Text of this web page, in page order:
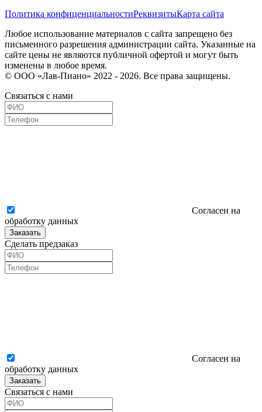
Политика конфиценциальностиРеквизитыКарта сайта
Любое использование материалов с сайта запрещено без
письменного разрешения администрации сайта. Указанные на
сайте цены не являются публичной офертой и могут быть
изменены в любое время.
© ООО «Лав-Пиано» 2022 - 2026. Все права защищены.
Связаться с нами
Согласен на
обработку данных
Заказать
Сделать предзаказ
Согласен на
обработку данных
Заказать
Связаться с нами